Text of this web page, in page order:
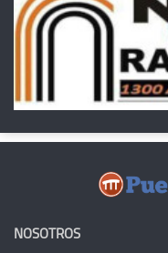
NOSOTROS